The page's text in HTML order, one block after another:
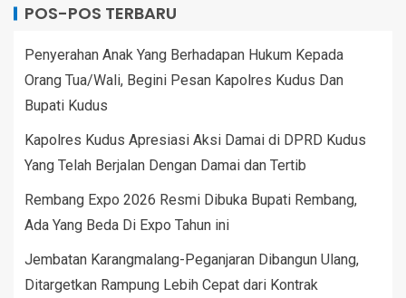
POS-POS TERBARU
Penyerahan Anak Yang Berhadapan Hukum Kepada
Orang Tua/Wali, Begini Pesan Kapolres Kudus Dan
Bupati Kudus
Kapolres Kudus Apresiasi Aksi Damai di DPRD Kudus
Yang Telah Berjalan Dengan Damai dan Tertib
Rembang Expo 2026 Resmi Dibuka Bupati Rembang,
Ada Yang Beda Di Expo Tahun ini
Jembatan Karangmalang-Peganjaran Dibangun Ulang,
Ditargetkan Rampung Lebih Cepat dari Kontrak